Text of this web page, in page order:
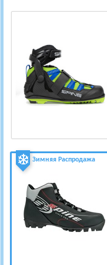
Зимняя Распродажа